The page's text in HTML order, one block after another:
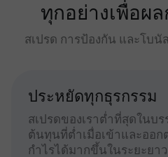
ทุกอย่างเพื่อผ
สเปรด การป้องกัน และโบ
ประหยัดทุกธุรกรรม
สเปรดของเราต่ำที่สุดในบร
ต้นทุนที่ต่ำเมื่อเข้าและออ
กำไรได้มากขึ้นในระยะยาว